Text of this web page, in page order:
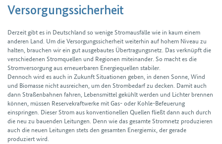
Versorgungssicherheit
Derzeit gibt es in Deutschland so wenige Strom­ausfälle wie in kaum einem
anderen Land. Um die Versorgungs­sicherheit weiterhin auf hohem Niveau zu
halten, brauchen wir ein gut ausgebautes Übertragungs­netz. Das verknüpft die
verschiedenen Strom­quellen und Regionen miteinander. So macht es die
Stromversorgung aus erneuerbaren Energie­quellen stabiler.
Dennoch wird es auch in Zukunft Situationen geben, in denen Sonne, Wind
und Biomasse nicht ausreichen, um den Strombedarf zu decken. Damit auch
dann Straßen­bahnen fahren, Lebens­mittel gekühlt werden und Lichter brennen
können, müssen Reserve­kraftwerke mit Gas- oder Kohle-Befeuerung
einspringen. Dieser Strom aus konven­tionellen Quellen fließt dann auch durch
die neu zu bauenden Leitungen. Denn wie das gesamte Stromnetz produzieren
auch die neuen Leitungen stets den gesamten Energiemix, der gerade
produziert wird.